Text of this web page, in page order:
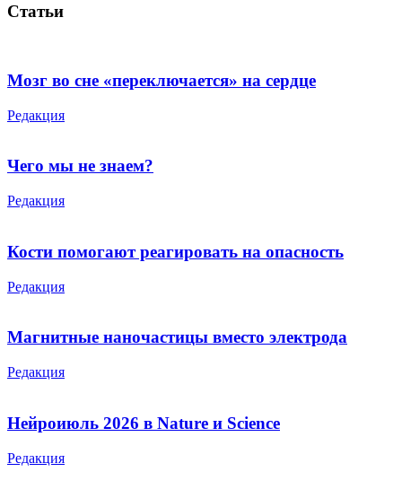
Статьи
Мозг во сне «переключается» на сердце
Редакция
Чего мы не знаем?
Редакция
Кости помогают реагировать на опасность
Редакция
Магнитные наночастицы вместо электрода
Редакция
Нейроиюль 2026 в Nature и Science
Редакция